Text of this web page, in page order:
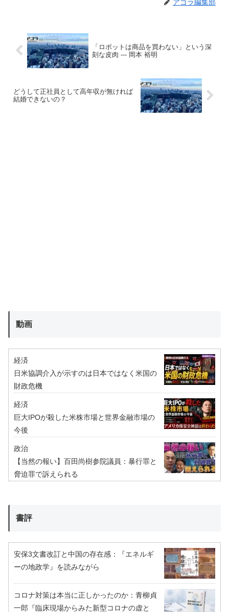
アゴラ編集部
「ロボットは商品を買わない」という深
刻な皮肉 --- 岡本 裕明
どうして正社員として高年収が無ければ
結婚できないの？
動画
経済
日米協調介入が示すのは日本ではなく米国の
財政危機
経済
巨大IPOが殺した米株市場と世界金融市場の
今後
政治
【当然の報い】百田尚樹参院議員：暴行罪と
脅迫罪で訴えられる
書評
安保3文書改訂と中国の存在感：『エネルギ
ーの地政学』を読みながら
コロナ対策は本当に正しかったのか：青柳貞
一郎『臨床現場からみた新型コロナの虚と